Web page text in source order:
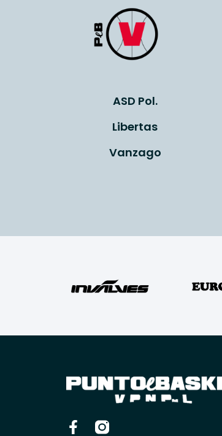
ASD Pol.
Libertas
Vanzago